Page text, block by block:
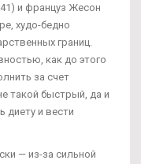
и француз Жесон
худо-бедно
границ.
как до этого
за счет
такой быстрый, да и
диету и вести
— из-за сильной